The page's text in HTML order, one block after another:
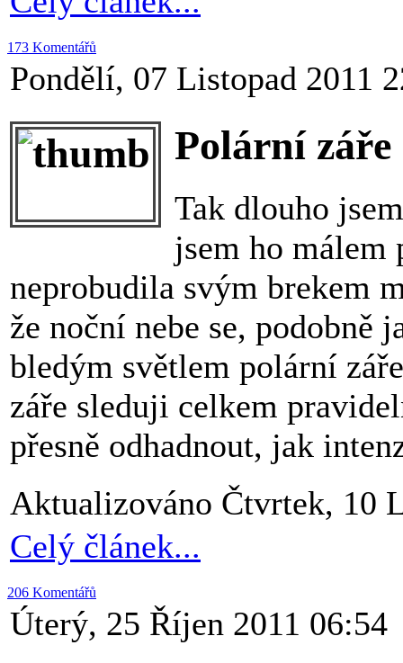
173 Komentářů
Pondělí, 07 Listopad 2011
Polární záře
Tak dlouho
jsem ho málem
neprobudila svým brekem
že noční nebe se, podobně
bledým světlem polární
záře sleduji celkem
přesně odhadnout, jak
Aktualizováno Čtvrtek, 10
Celý článek...
206 Komentářů
Úterý, 25 Říjen 2011 06:54